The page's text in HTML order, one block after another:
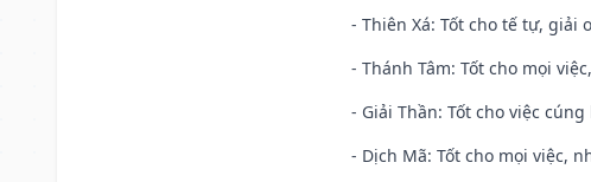
- Thiên Xá: Tốt cho tế tự, giải
- Thánh Tâm: Tốt cho mọi
- Giải Thần: Tốt cho việc
- Dịch Mã: Tốt cho mọi việc,